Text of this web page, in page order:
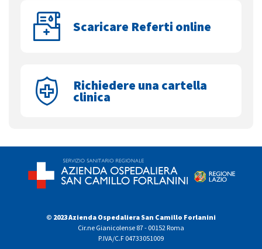
Scaricare Referti online
Richiedere una cartella
clinica
© 2023 Azienda Ospedaliera San Camillo Forlanini
Cir.ne Gianicolense 87 - 00152 Roma
P.IVA/C.F 04733051009